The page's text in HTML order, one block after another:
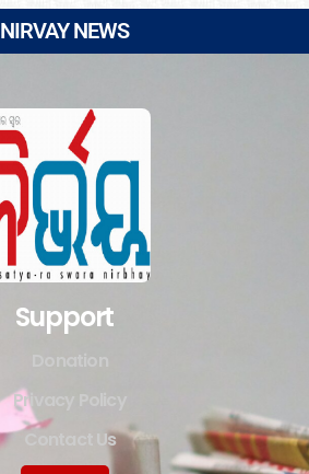
NIRVAY NEWS
Support
Privacy Policy
Contact Us